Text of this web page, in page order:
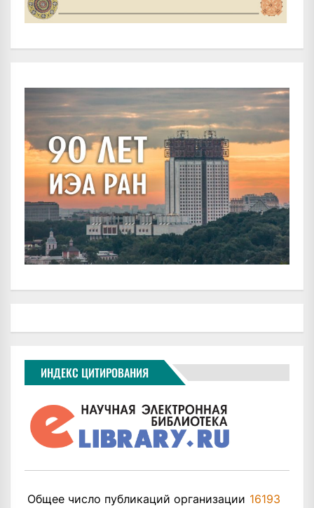
ИНДЕКС ЦИТИРОВАНИЯ
Общее число публикаций организации 16193